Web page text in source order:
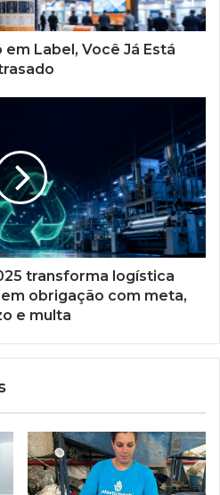
em Label, Você Já Está
transforma logística
obrigação com meta,
e multa